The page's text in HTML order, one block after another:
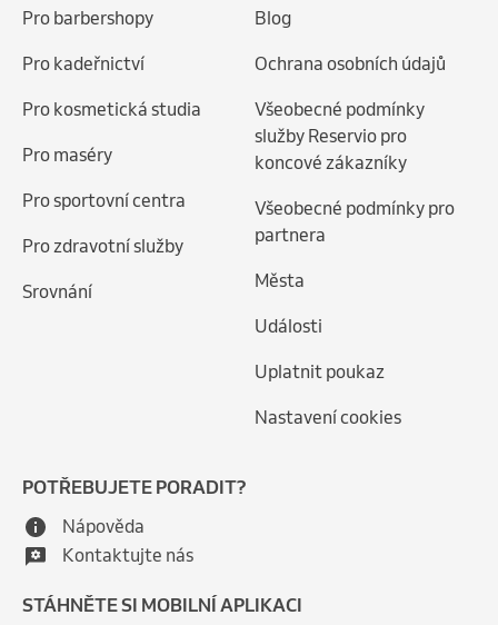
Pro barbershopy
Pro kadeřnictví
Pro kosmetická studia
Pro maséry
Pro sportovní centra
Pro zdravotní služby
Srovnání
Blog
Ochrana osobních údajů
Všeobecné podmínky
služby Reservio pro
koncové zákazníky
Všeobecné podmínky pro
partnera
Města
Události
Uplatnit poukaz
Nastavení cookies
POTŘEBUJETE PORADIT?
Nápověda
Kontaktujte nás
STÁHNĚTE SI MOBILNÍ APLIKACI